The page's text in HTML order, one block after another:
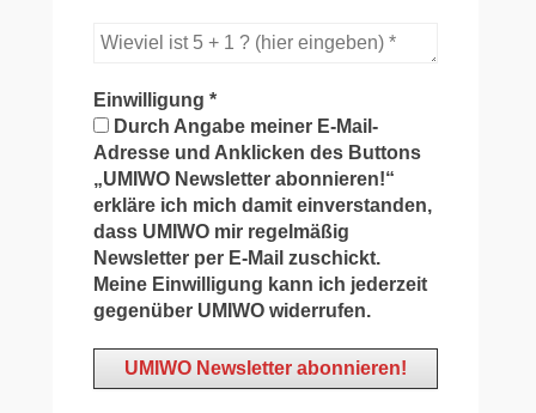
Einwilligung*
Durch Angabe meiner E-Mail-
Adresse und Anklicken des Buttons
„UMIWO Newsletter abonnieren!“
erkläre ich mich damit einverstanden,
dass UMIWO mir regelmäßig
Newsletter per E-Mail zuschickt.
Meine Einwilligung kann ich jederzeit
gegenüber UMIWO widerrufen.